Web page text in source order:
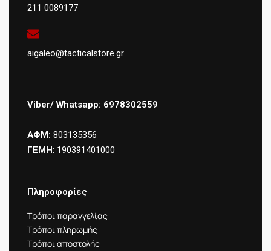
211 0089177
aigaleo@tacticalstore.gr
Viber/ Whatsapp: 6978302559
ΑΦΜ: 803135356
ΓΕΜΗ: 190391401000
Πληροφορίες
Τρόποι παραγγελίας
Τρόποι πληρωμής
Τρόποι αποστολής